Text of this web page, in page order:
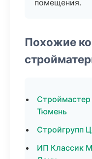
помещения.
Похожие
Тюмень
Стройгрупп
ИП Классик